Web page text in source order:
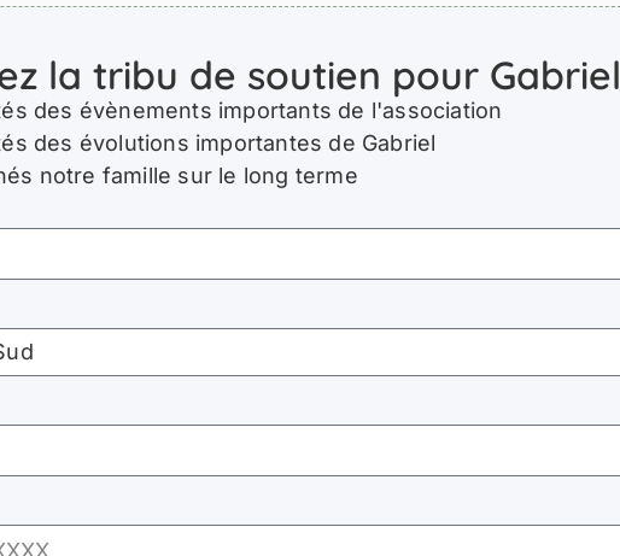
la tribu de soutien pour Gabriel
des évènements importants de l'association
des évolutions importantes de Gabriel
notre famille sur le long terme